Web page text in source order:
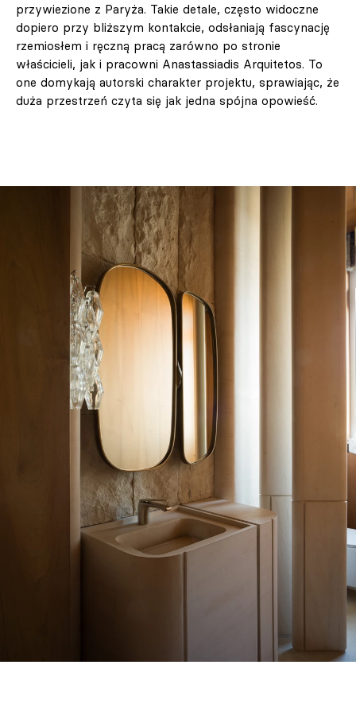
przywiezione z Paryża. Takie detale, często widoczne
dopiero przy bliższym kontakcie, odsłaniają fascynację
rzemiosłem i ręczną pracą zarówno po stronie
właścicieli, jak i pracowni Anastassiadis Arquitetos. To
one domykają autorski charakter projektu, sprawiając, że
duża przestrzeń czyta się jak jedna spójna opowieść.